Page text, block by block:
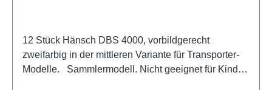
12 Stück Hänsch DBS 4000, vorbildgerecht
zweifarbig in der mittleren Variante für Transporter-
Modelle. Sammlermodell. Nicht geeignet für Kinder